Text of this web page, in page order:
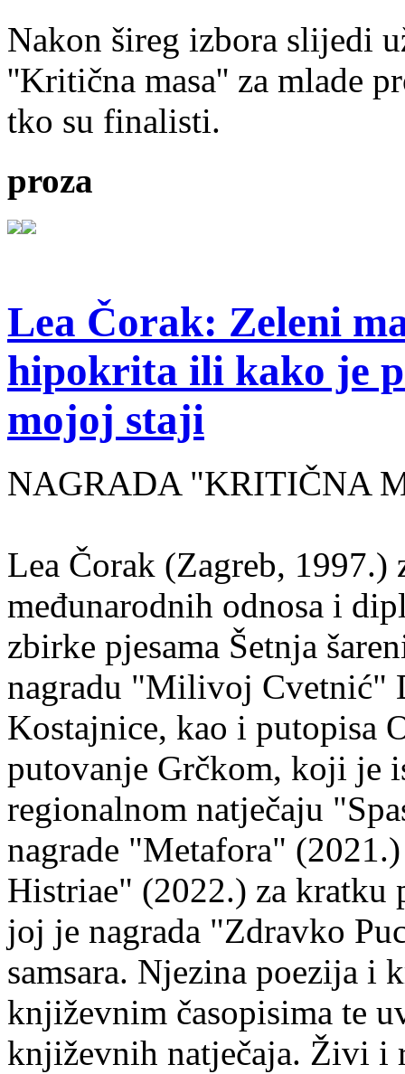
Nakon šireg izbora slijedi
''Kritična masa'' za mlade
tko su finalisti.
proza
Lea Čorak: Zeleni
hipokrita ili kako je
mojoj staji
NAGRADA "KRITIČNA
Lea Čorak (Zagreb,
međunarodnih odnosa i
zbirke pjesama Šetnja
nagradu "Milivoj Cvetnić"
Kostajnice, kao i putopisa
putovanje Grčkom, koji je
regionalnom natječaju
nagrade "Metafora"
Histriae" (2022.) za kratku
joj je nagrada "Zdravko
samsara. Njezina poezija i
književnim časopisima te
književnih natječaja. Živi i